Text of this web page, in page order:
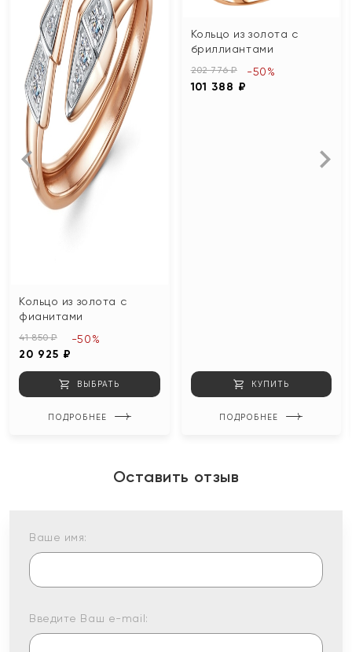
Кольцо из золота с
фианитами
41 850 ₽
20 925 ₽
-50%
ВЫБРАТЬ
ПОДРОБНЕЕ
Кольцо из золота с
бриллиантами
202 776 ₽
101 388 ₽
-50%
КУПИТЬ
ПОДРОБНЕЕ
Оставить отзыв
Ваше имя:
Введите Ваш e-mail: